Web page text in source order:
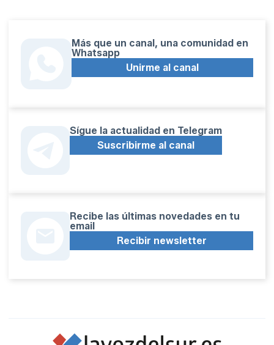
Más que un canal, una comunidad en
Whatsapp
Unirme al canal
Sígue la actualidad en Telegram
Suscribirme al canal
Recibe las últimas novedades en tu
email
Recibir newsletter